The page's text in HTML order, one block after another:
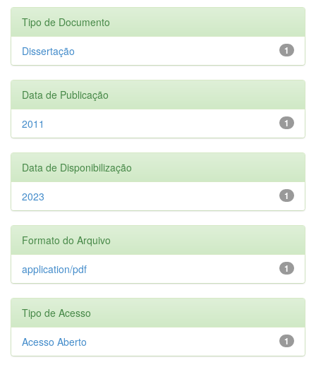
Tipo de Documento
1
Dissertação
Data de Publicação
1
2011
Data de Disponibilização
1
2023
Formato do Arquivo
1
application/pdf
Tipo de Acesso
1
Acesso Aberto